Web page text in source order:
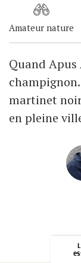
Amateur nature
Quand
martinet
en pleine